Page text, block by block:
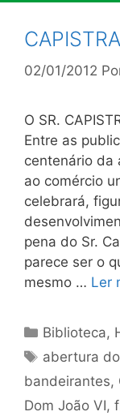
02/01/2012
O SR.
Entre as
centenário da
ao comércio
celebrará,
pena do Sr.
parece ser o
mesmo … Ler
Categorias
Biblioteca,
Tags
abertura
bandeirantes,
Dom João VI,